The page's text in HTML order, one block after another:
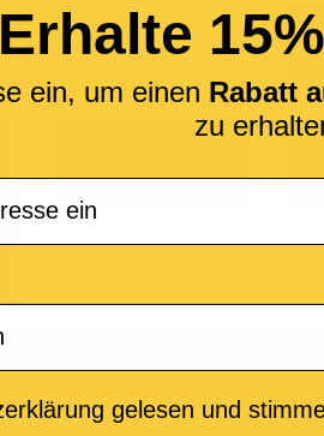
Produkte
MIDI-Dateien
Erhalte
ein, um einen Rabatt
zu
gelesen und